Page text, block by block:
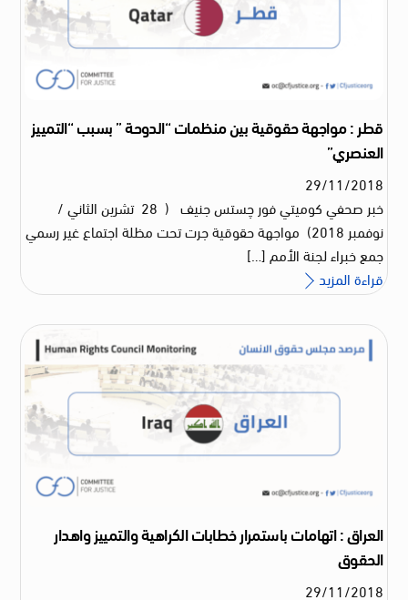
قطر : مواجهة حقوقية بين منظمات “الدوحة ” بسبب “التمييز
العنصري”
29/11/2018
خبر صحفي كوميتي فور چستس جنيف ( 28 تشرين الثاني /
نوفمبر 2018) مواجهة حقوقية جرت تحت مظلة اجتماع غير رسمي
جمع خبراء لجنة الأمم […]
قراءة المزيد
العراق : اتهامات باستمرار خطابات الكراهية والتمييز واهدار
الحقوق
29/11/2018